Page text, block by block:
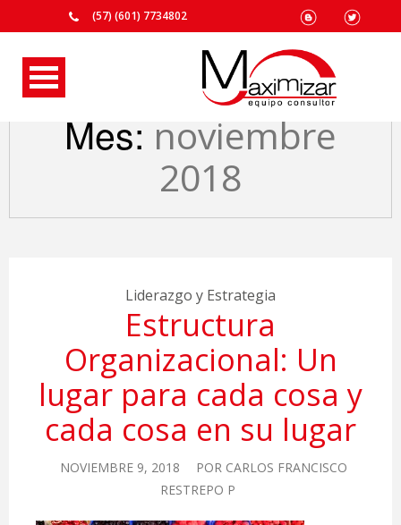
(57) (601) 7734802
Mes: noviembre
2018
Liderazgo y Estrategia
Estructura
Organizacional: Un
lugar para cada cosa y
cada cosa en su lugar
NOVIEMBRE 9, 2018 POR CARLOS FRANCISCO
RESTREPO P